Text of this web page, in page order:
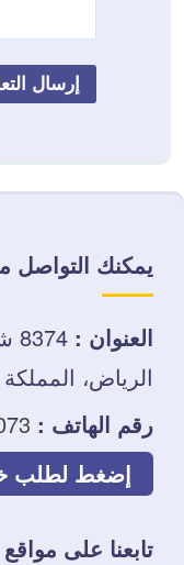
يمكنك التواصل
العنوان :
الرياض،
رقم الهاتف :
إضغط لطلب
تابعنا على